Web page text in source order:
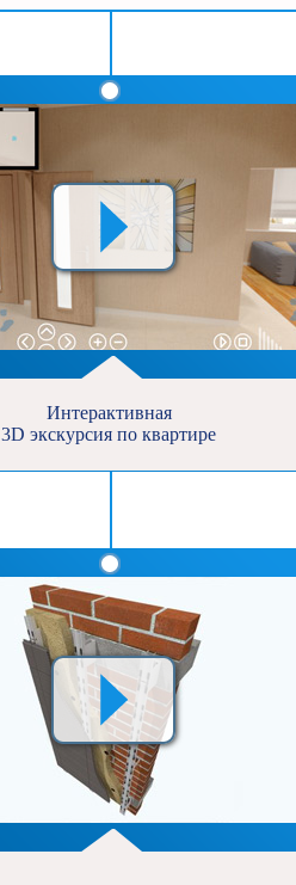
Интерактивная
3D экскурсия по квартире